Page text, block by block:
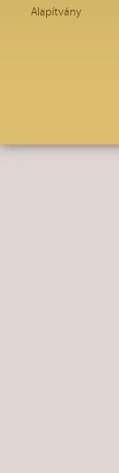
Alapítvány